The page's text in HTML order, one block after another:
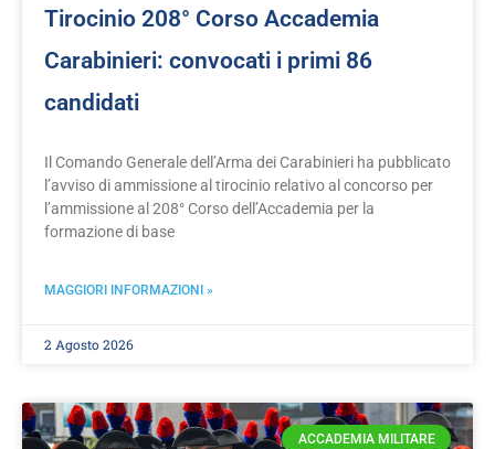
Tirocinio 208° Corso Accademia
Carabinieri: convocati i primi 86
candidati
Il Comando Generale dell’Arma dei Carabinieri ha pubblicato
l’avviso di ammissione al tirocinio relativo al concorso per
l’ammissione al 208° Corso dell’Accademia per la
formazione di base
MAGGIORI INFORMAZIONI »
2 Agosto 2026
ACCADEMIA MILITARE